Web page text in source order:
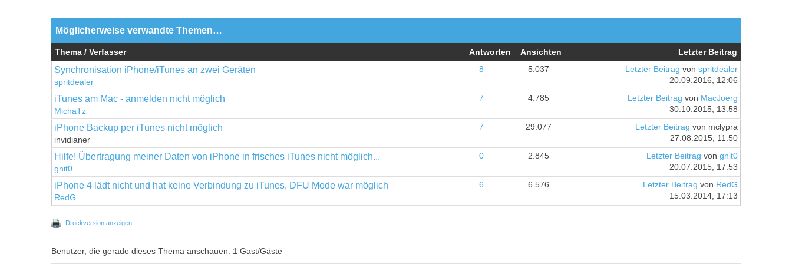
Möglicherweise verwandte Themen…
Thema / Verfasser Antworten Ansichten Letzter Beitrag
Synchronisation iPhone/iTunes an zwei Geräten
spritdealer
8 5.037 Letzter Beitrag von spritdealer
20.09.2016, 12:06
iTunes am Mac - anmelden nicht möglich
MichaTz
7 4.785 Letzter Beitrag von MacJoerg
30.10.2015, 13:58
iPhone Backup per iTunes nicht möglich
invidianer
7 29.077 Letzter Beitrag von mclypra
27.08.2015, 11:50
Hilfe! Übertragung meiner Daten von iPhone in frisches iTunes nicht möglich...
gnit0
0 2.845 Letzter Beitrag von gnit0
20.07.2015, 17:53
iPhone 4 lädt nicht und hat keine Verbindung zu iTunes, DFU Mode war möglich
RedG
6 6.576 Letzter Beitrag von RedG
15.03.2014, 17:13
Druckversion anzeigen
Benutzer, die gerade dieses Thema anschauen: 1 Gast/Gäste